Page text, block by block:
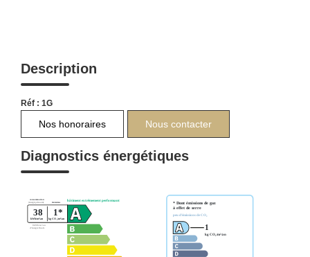
Description
Réf : 1G
Nos honoraires Nous contacter
Diagnostics énergétiques